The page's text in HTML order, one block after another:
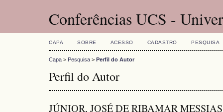
Conferências UCS -
CAPA SOBRE ACESSO CADASTRO PESQUISA
Capa > Pesquisa > Perfil do Autor
Perfil do Autor
JÚNIOR, JOSÉ DE RIBAMAR